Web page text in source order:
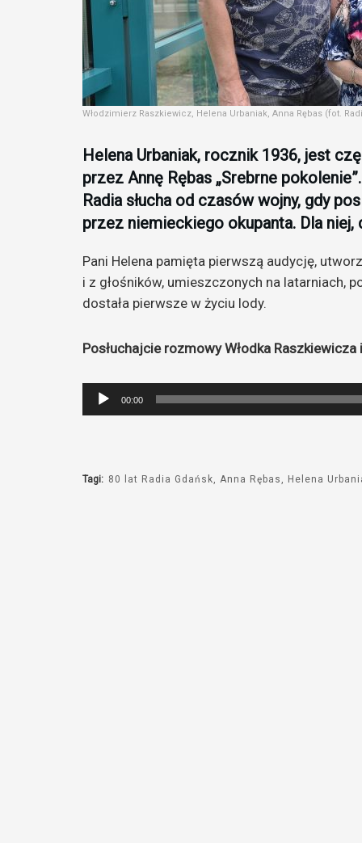
Włodzimierz Raszkiewicz, Helena Urbaniak, Anna Rębas (fot.
Helena Urbaniak, rocznik 1936, jest
przez Annę Rębas „Srebrne
Radia słucha od czasów wojny, gdy
przez niemieckiego okupanta. Dla niej,
Pani Helena pamięta pierwszą audycję,
i z głośników, umieszczonych na latarniach,
dostała pierwsze w życiu lody.
Posłuchajcie rozmowy Włodka Raszkiewicza
Odtwarzacz
plików
00:00
Tagi: 80 lat Radia Gdańsk Anna Rębas Helena